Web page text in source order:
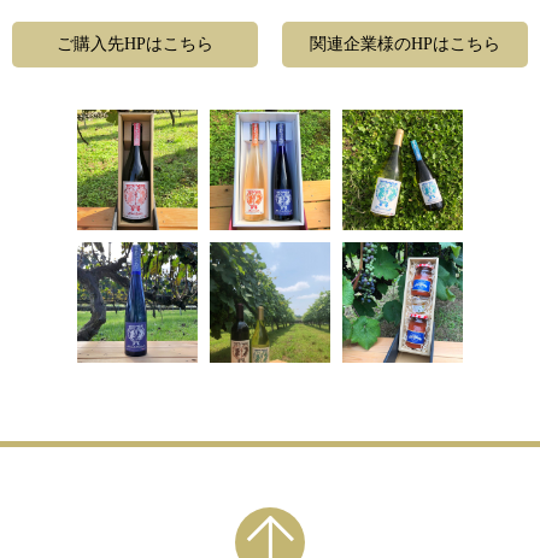
ご購入先HPはこちら 関連企業様のHPはこちら